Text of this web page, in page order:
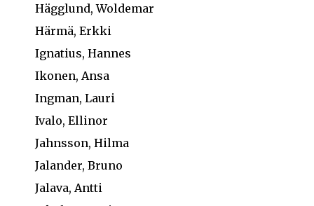
Hägglund, Woldemar
Härmä, Erkki
Ignatius, Hannes
Ikonen, Ansa
Ingman, Lauri
Ivalo, Ellinor
Jahnsson, Hilma
Jalander, Bruno
Jalava, Antti